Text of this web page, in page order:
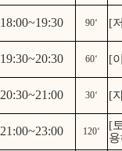
18:00~19:30 90‘ [
19:30~20:30 60‘ [
20:30~21:00 30‘ [
21:00~23:00 120‘
[